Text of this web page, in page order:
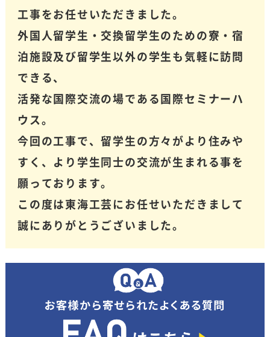
東海工芸をお選びいただき、「一番誠実に
感じた」とのお言葉までいただけて、とて
も嬉しく存じます。職人への温かいお言葉
もありがとうございます。
つでもお気軽にご相談ください。末永いお
付き合いをよろしくお願いいたします。
★★★★★
2026/07/13
Hiroshi Sakaki様
明るくて開放感のあるショールームでし
た。アポ無しでの訪問にも親切丁寧に対応
この度は東海工芸ショールームにご来店あ
りがとうございます。ショールームの雰囲
気やスタッフ対応についての口コミ大変嬉
しく思います。今後もお気軽にお立ち寄り
いただける、明るく居心地の良いショール
工事をお任せいただきました。
外国人留学生・交換留学生のための寮・宿
泊施設及び留学生以外の学生も気軽に訪問
できる、
活発な国際交流の場である国際セミナーハ
ウス。
今回の工事で、留学生の方々がより住みや
すく、より学生同士の交流が生まれる事を
願っております。
この度は東海工芸にお任せいただきまして
誠にありがとうございました。